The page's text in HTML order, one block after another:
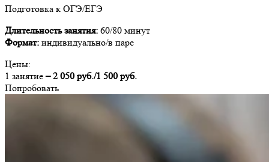
Подготовка к ОГЭ/ЕГЭ
Длительность занятия: 60/80 минут
Формат: индивидуально/в паре
Цены:
1 занятие– 2 050 руб./1 500 руб.
Попробовать